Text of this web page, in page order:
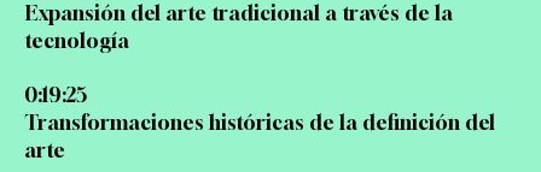
Expansión del arte tradicional a través de la
tecnología
0:19:25
Transformaciones históricas de la definición del
arte